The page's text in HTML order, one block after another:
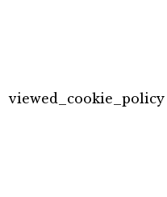
viewed_cookie_policy